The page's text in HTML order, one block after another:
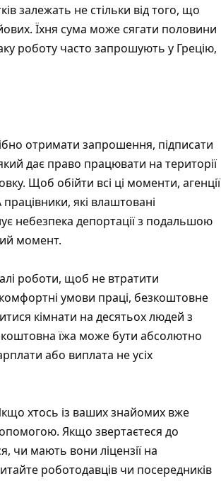
залежать не стільки від того, що
Їхня сума може сягати половини
роботу часто запрошують у Грецію,
отримати запрошення, підписати
дає право працювати на території
Щоб обійти всі ці моменти, агенції
які влаштовані
небезпека депортації з подальшою
момент.
роботи, щоб не втратити
умови праці, безкоштовне
кімнати на десятьох людей з
їжа може бути абсолютно
або виплата не усіх
хтось із ваших знайомих вже
Якщо звертаєтеся до
чи мають вони ліцензії на
роботодавців чи посередників